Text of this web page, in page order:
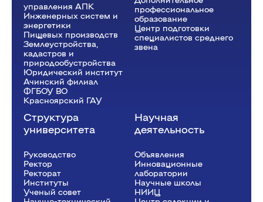
управления АПК
Инженерных систем и
энергетики
Пищевых производств
Землеустройства,
кадастров и
природообустройства
Юридический институт
Ачинский филиал
ФГБОУ ВО
Красноярский ГАУ
профессиональное
образование
Центр подготовки
специалистов среднего
звена
Структура
университета
Руководство
Ректор
Рeкторат
Институты
Ученый совет
Научная
деятельность
Объявления
Инновационные
лаборатории
Научные школы
НИИЦ